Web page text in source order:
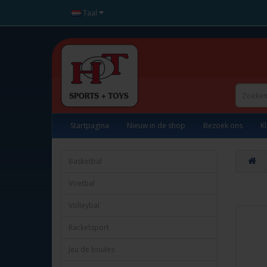
Taal
Startpagina Nieuw in de shop Bezoek ons
Basketbal
Voetbal
Volleybal
Racketsport
Jeu de boules